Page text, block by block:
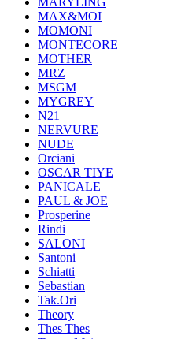
MAX&MOI
MOMONI
MONTECORE
MOTHER
MRZ
MSGM
MYGREY
N21
NERVURE
NUDE
Orciani
OSCAR TIYE
PANICALE
PAUL & JOE
Prosperine
Rindi
SALONI
Santoni
Schiatti
Sebastian
Tak.Ori
Theory
Thes Thes